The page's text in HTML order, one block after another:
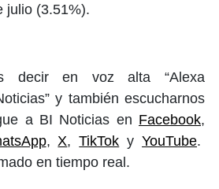
julio (3.51%).
decir en voz alta “Alexa
y también escucharnos
a BI Noticias en Facebook,
, X,TikTok yYouTube.
en tiempo real.